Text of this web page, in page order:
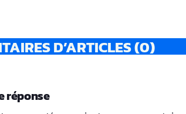
D’ARTICLES (0)
réponse